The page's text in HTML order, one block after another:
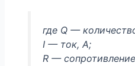
где Q —
I — ток, А;
R —